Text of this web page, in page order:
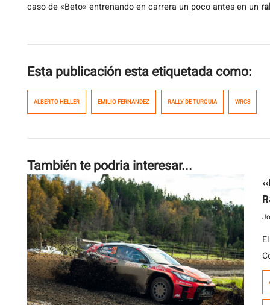
caso de «Beto» entrenando en carrera un poco antes en un
Esta publicación esta etiquetada como:
ALBERTO HELLER EMILIO FERNANDEZ RALLY DE TURQUIA WRC3
También te podria interesar...